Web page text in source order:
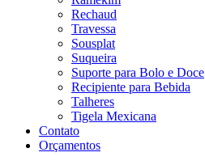
Rechaud
Travessa
Sousplat
Suqueira
Suporte para Bolo e Doce
Recipiente para Bebida
Talheres
Tigela Mexicana
Contato
Orçamentos